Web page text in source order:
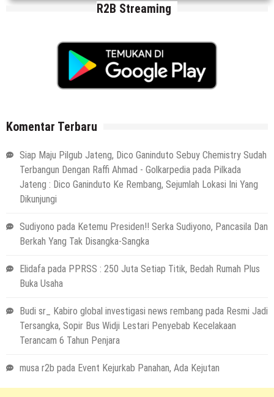
R2B Streaming
Komentar Terbaru
Siap Maju Pilgub Jateng, Dico Ganinduto Sebuy Chemistry Sudah
Terbangun Dengan Raffi Ahmad - Golkarpedia pada Pilkada
Jateng : Dico Ganinduto Ke Rembang, Sejumlah Lokasi Ini Yang
Dikunjungi
Sudiyono pada Ketemu Presiden!! Serka Sudiyono, Pancasila Dan
Berkah Yang Tak Disangka-Sangka
Elidafa pada PPRSS : 250 Juta Setiap Titik, Bedah Rumah Plus
Buka Usaha
Budi sr_ Kabiro global investigasi news rembang pada Resmi Jadi
Tersangka, Sopir Bus Widji Lestari Penyebab Kecelakaan
Terancam 6 Tahun Penjara
musa r2b pada Event Kejurkab Panahan, Ada Kejutan